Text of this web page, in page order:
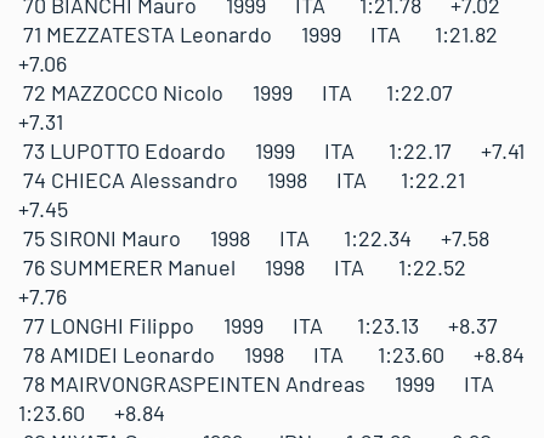
71 MEZZATESTA Leonardo 1999 ITA 1:21.82
+7.06
72 MAZZOCCO Nicolo 1999 ITA 1:22.07
+7.31
73 LUPOTTO Edoardo 1999 ITA 1:22.17 +7.41
74 CHIECA Alessandro 1998 ITA 1:22.21
+7.45
75 SIRONI Mauro 1998 ITA 1:22.34 +7.58
76 SUMMERER Manuel 1998 ITA 1:22.52
+7.76
77 LONGHI Filippo 1999 ITA 1:23.13 +8.37
78 AMIDEI Leonardo 1998 ITA 1:23.60 +8.84
78 MAIRVONGRASPEINTEN Andreas 1999 ITA
1:23.60 +8.84